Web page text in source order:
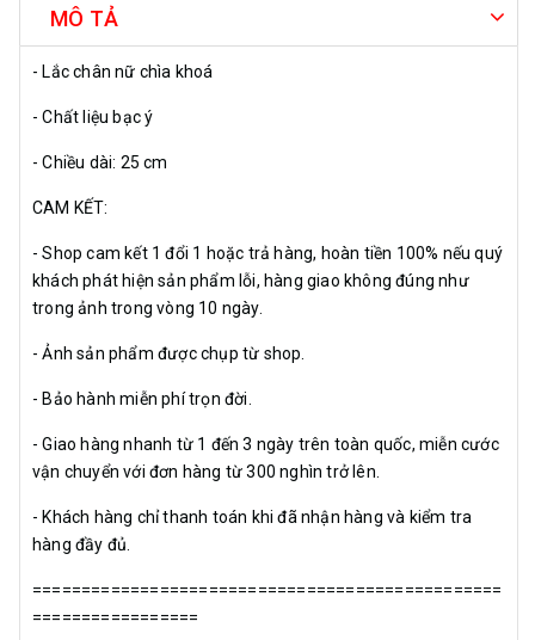
MÔ TẢ
- Lắc chân nữ chìa khoá
- Chất liệu bạc ý
- Chiều dài: 25 cm
CAM KẾT:
- Shop cam kết 1 đổi 1 hoặc trả hàng, hoàn tiền 100% nếu quý
khách phát hiện sản phẩm lỗi, hàng giao không đúng như
trong ảnh trong vòng 10 ngày.
- Ảnh sản phẩm được chụp từ shop.
- Bảo hành miễn phí trọn đời.
- Giao hàng nhanh từ 1 đến 3 ngày trên toàn quốc, miễn cước
vận chuyển với đơn hàng từ 300 nghìn trở lên.
- Khách hàng chỉ thanh toán khi đã nhận hàng và kiểm tra
hàng đầy đủ.
================================================
=================